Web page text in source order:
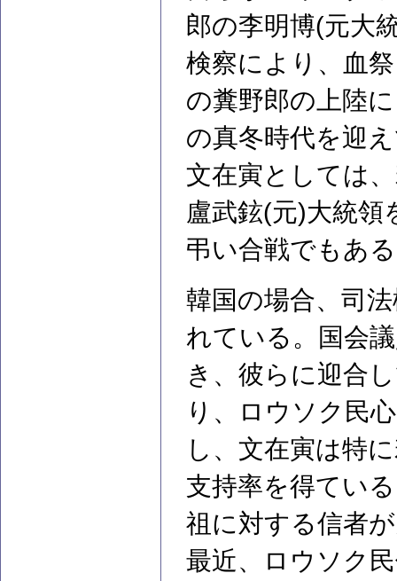
郎の李明博(元大
検察により、血
の糞野郎の上陸
の真冬時代を迎
文在寅としては
盧武鉉(元)大統
弔い合戦でもあ
韓国の場合、司
れている。国会
き、彼らに迎合
り、ロウソク民
し、文在寅は特
支持率を得てい
祖に対する信者
最近、ロウソク